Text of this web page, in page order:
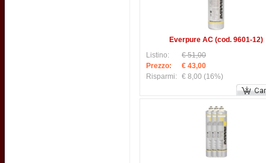
Everpure AC (cod. 9601-12)
Listino:
€ 51,00
Prezzo:
€ 43,00
Risparmi: € 8,00 (16%)